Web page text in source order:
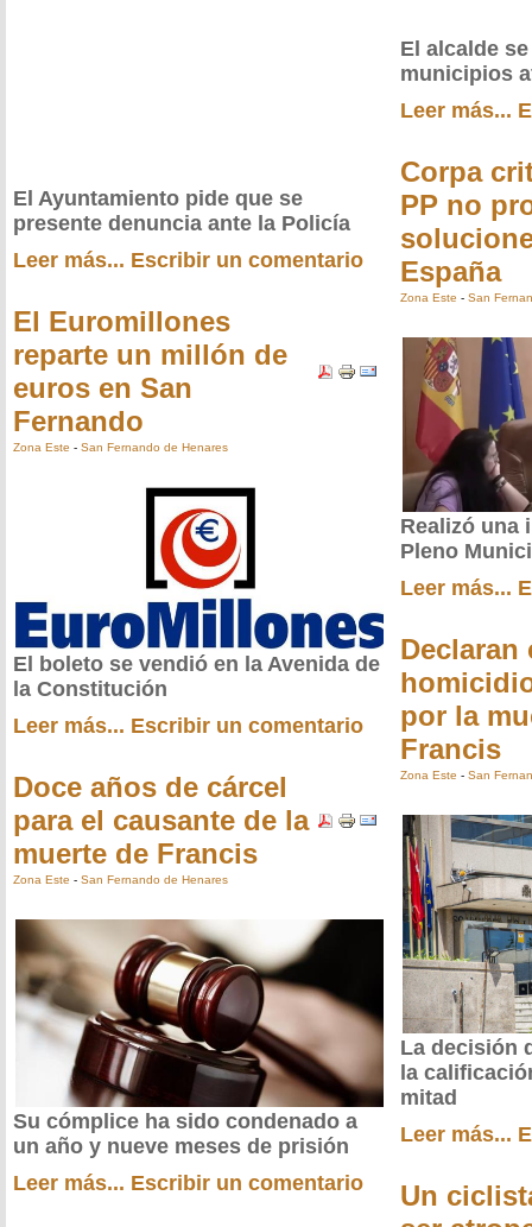
El Ayuntamiento pide que se
presente denuncia ante la Policía
Leer más... Escribir un comentario
El Euromillones
reparte un millón de
euros en San
Fernando
Zona Este - San Fernando de Henares
El boleto se vendió en la Avenida de
la Constitución
Leer más... Escribir un comentario
Doce años de cárcel
para el causante de la
muerte de Francis
Zona Este - San Fernando de Henares
Su cómplice ha sido condenado a
un año y nueve meses de prisión
Leer más... Escribir un comentario
El alcalde
municipios
Leer más...
Corpa
PP no
España
Zona Este - San
Realizó una
Pleno
Leer más...
Declaran
por la
Francis
Zona Este - San
La decisión
la
mitad
Leer más...
Un